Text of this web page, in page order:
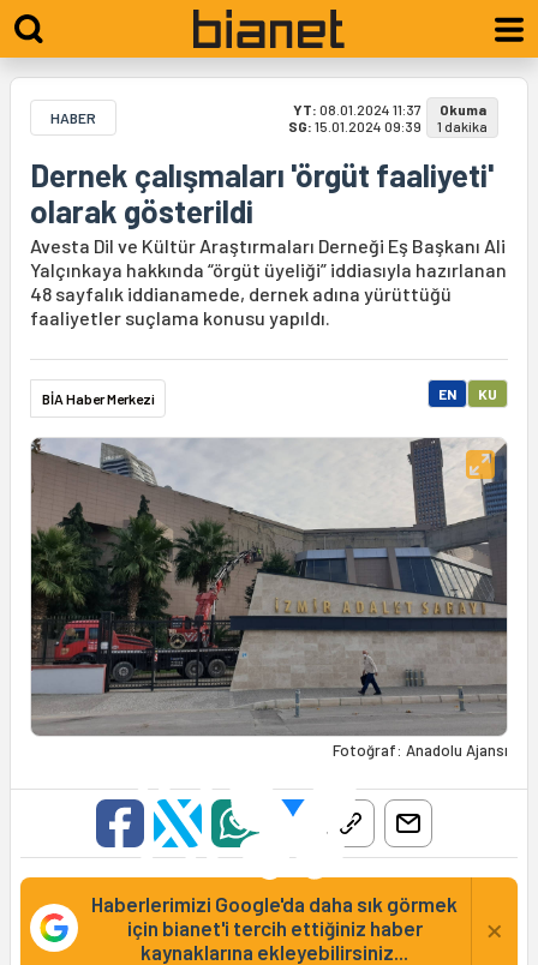
HABER YT: 08.01.2024 11:37
SG: 15.01.2024 09:39
Okuma
1 dakika
Dernek çalışmaları 'örgüt faaliyeti'
olarak gösterildi
Avesta Dil ve Kültür Araştırmaları Derneği Eş Başkanı Ali
Yalçınkaya hakkında “örgüt üyeliği” iddiasıyla hazırlanan
48 sayfalık iddianamede, dernek adına yürüttüğü
faaliyetler suçlama konusu yapıldı.
BİA Haber Merkezi EN KU
Fotoğraf: Anadolu Ajansı
Haberlerimizi Google'da daha sık görmek
için bianet'i tercih ettiğiniz haber
kaynaklarına ekleyebilirsiniz...
×